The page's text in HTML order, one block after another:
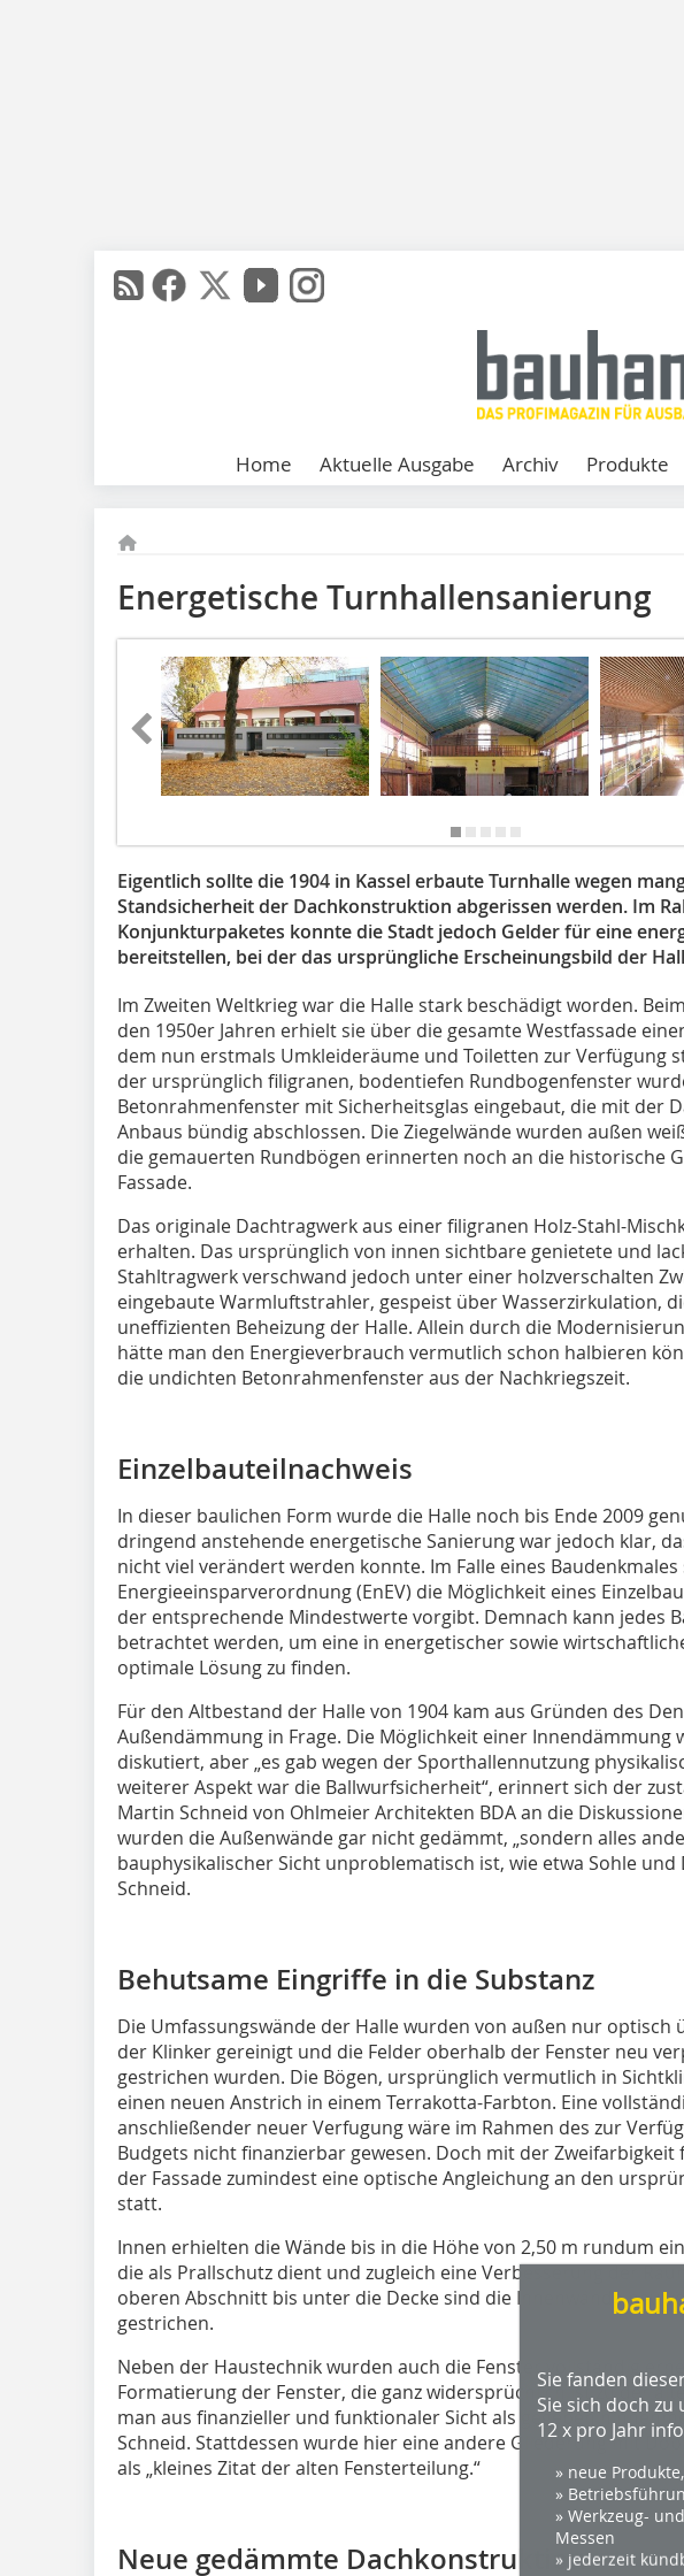
Home Aktuelle Ausgabe Archiv Produkte
Energetische Turnhallensanierung
Eigentlich sollte die 1904 in Kassel erbaute Turnhalle wegen
Standsicherheit der Dachkonstruktion abgerissen werden. Im
Konjunkturpaketes konnte die Stadt jedoch Gelder für eine
bereitstellen, bei der das ursprüngliche Erscheinungsbild der
Im Zweiten Weltkrieg war die Halle stark beschädigt worden.
den 1950er Jahren erhielt sie über die gesamte Westfassade
dem nun erstmals Umkleideräume und Toiletten zur Verfügung
der ursprünglich filigranen, bodentiefen Rundbogenfenster
Betonrahmenfenster mit Sicherheitsglas eingebaut, die mit der
Anbaus bündig abschlossen. Die Ziegelwände wurden außen
die gemauerten Rundbögen erinnerten noch an die historische
Fassade.
Das originale Dachtragwerk aus einer filigranen Holz-Stahl-
erhalten. Das ursprünglich von innen sichtbare genietete und
Stahltragwerk verschwand jedoch unter einer holzverschalten
eingebaute Warmluftstrahler, gespeist über Wasserzirkulation,
uneffizienten Beheizung der Halle. Allein durch die
hätte man den Energieverbrauch vermutlich schon halbieren
die undichten Betonrahmenfenster aus der Nachkriegszeit.
Einzelbauteilnachweis
In dieser baulichen Form wurde die Halle noch bis Ende 2009
dringend anstehende energetische Sanierung war jedoch klar,
nicht viel verändert werden konnte. Im Falle eines
Energieeinsparverordnung (EnEV) die Möglichkeit eines
der entsprechende Mindestwerte vorgibt. Demnach kann jedes
betrachtet werden, um eine in energetischer sowie
optimale Lösung zu finden.
Für den Altbestand der Halle von 1904 kam aus Gründen des
Außendämmung in Frage. Die Möglichkeit einer Innendämmung
diskutiert, aber „es gab wegen der Sporthallennutzung
weiterer Aspekt war die Ballwurfsicherheit“, erinnert sich der
Martin Schneid von Ohlmeier Architekten BDA an die
wurden die Außenwände gar nicht gedämmt, „sondern alles
bauphysikalischer Sicht unproblematisch ist, wie etwa Sohle und
Schneid.
Behutsame Eingriffe in die Substanz
Die Umfassungswände der Halle wurden von außen nur optisch
der Klinker gereinigt und die Felder oberhalb der Fenster neu
gestrichen wurden. Die Bögen, ursprünglich vermutlich in
einen neuen Anstrich in einem Terrakotta-Farbton. Eine
anschließender neuer Verfugung wäre im Rahmen des zur
Budgets nicht finanzierbar gewesen. Doch mit der Zweifarbigkeit
der Fassade zumindest eine optische Angleichung an den
statt.
Innen erhielten die Wände bis in die Höhe von 2,50 m rundum
die als Prallschutz dient und zugleich eine Verbesserung der
oberen Abschnitt bis unter die Decke sind die Innenwände neu
gestrichen.
Neben der Haustechnik wurden auch die Fenster vollständig
Formatierung der Fenster, die ganz widersprüchlich ist zu der
man aus finanzieller und funktionaler Sicht als gegeben
Schneid. Stattdessen wurde hier eine andere Gliederung mit
als „kleines Zitat der alten Fensterteilung.“
Neue gedämmte Dachkonstruktion
Sie fanden
Sie sich doch
12 x pro Jahr
» neue
»
» Werkzeug-
Messen
» jederzeit